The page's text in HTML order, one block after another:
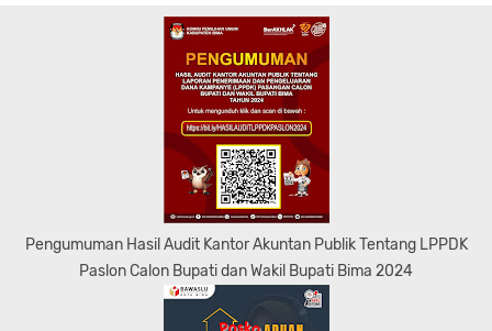
Pengumuman Hasil Audit Kantor Akuntan Publik Tentang LPPDK
Paslon Calon Bupati dan Wakil Bupati Bima 2024